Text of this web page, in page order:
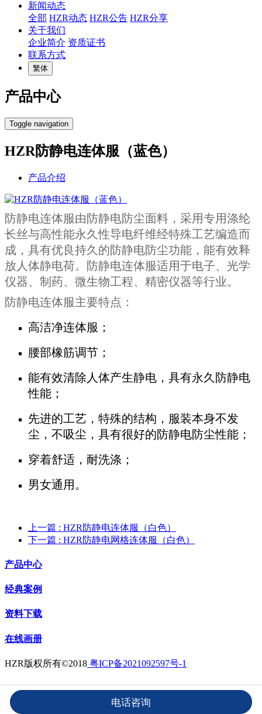
新闻动态
全部 HZR动态 HZR公告 HZR分享
关于我们
企业简介 资质证书
联系方式
繁体
产品中心
Toggle navigation
HZR防静电连体服（蓝色）
产品介绍
防静电连体服由防静电防尘面料，采用专用涤纶
长丝与高性能永久性导电纤维经特殊工艺编造而
成，具有优良持久的防静电防尘功能，能有效释
放人体静电荷。防静电连体服适用于电子、光学
仪器、制药、微生物工程、精密仪器等行业。
防静电连体服主要特点：
高洁净连体服；
腰部橡筋调节；
能有效清除人体产生静电，具有永久防静电
性能；
先进的工艺，特殊的结构，服装本身不发
尘，不吸尘，具有很好的防静电防尘性能；
穿着舒适，耐洗涤；
男女通用。
上一篇 : HZR防静电连体服（白色）
下一篇 : HZR防静电网格连体服（白色）
产品中心
经典案例
资料下载
在线画册
HZR版权所有©2018 粤ICP备2021092597号-1
Powered by MRISSA ©2003-2026HZR
电话咨询